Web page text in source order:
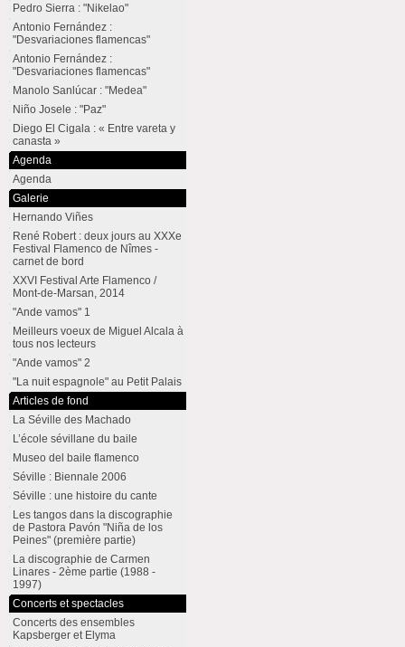
Pedro Sierra : "Nikelao"
Antonio Fernández :
"Desvariaciones flamencas"
Antonio Fernández :
"Desvariaciones flamencas"
Manolo Sanlúcar : "Medea"
Niño Josele : "Paz"
Diego El Cigala : « Entre vareta y
canasta »
Agenda
Agenda
Galerie
Hernando Viñes
René Robert : deux jours au XXXe
Festival Flamenco de Nîmes -
carnet de bord
XXVI Festival Arte Flamenco /
Mont-de-Marsan, 2014
"Ande vamos" 1
Meilleurs voeux de Miguel Alcala à
tous nos lecteurs
"Ande vamos" 2
"La nuit espagnole" au Petit Palais
Articles de fond
La Séville des Machado
L’école sévillane du baile
Museo del baile flamenco
Séville : Biennale 2006
Séville : une histoire du cante
Les tangos dans la discographie
de Pastora Pavón "Niña de los
Peines" (première partie)
La discographie de Carmen
Linares - 2ème partie (1988 -
1997)
Concerts et spectacles
Concerts des ensembles
Kapsberger et Elyma